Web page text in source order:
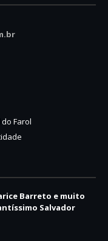
do Farol
Barreto e muito
Salvador